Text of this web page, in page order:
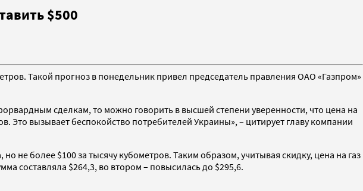
$500
Такой прогноз в понедельник привел председатель правления ОАО «Газпром»
сделкам, то можно говорить в высшей степени уверенности, что цена на
Это вызывает беспокойство потребителей Украины», – цитирует главу компании
не более $100 за тысячу кубометров. Таким образом, учитывая скидку, цена на газ
составляла $264,3, во втором – повысилась до $295,6.